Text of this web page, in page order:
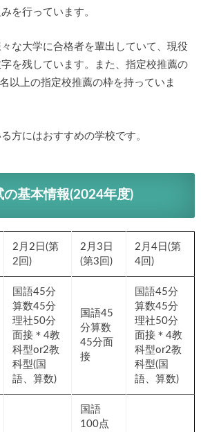
を行っています。
な大学に合格者を輩出していて、現役
を残しています。また、指定校推薦の
以上の指定校推薦の枠を持っていま
方にはおすすめの学校です。
の基本情報(2024年度)
2月2日(第
2回)
2月3日
(第3回)
2月4日(第
4回)
国語45分
算数45分
理社50分
面接＊4教
科型or2教
科型(国
語、算数)
国語45
分算数
45分面
接
国語45分
算数45分
理社50分
面接＊4教
科型or2教
科型(国
語、算数)
国語
100点